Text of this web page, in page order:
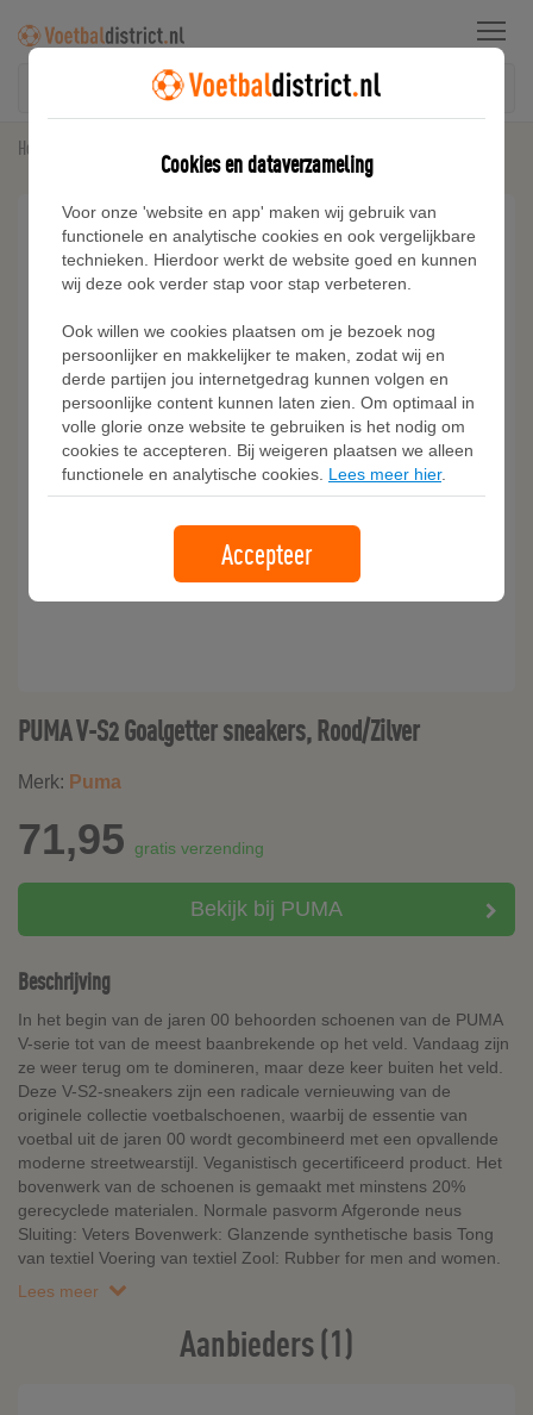
Menu
Home
PUMA V-S2 Goalgetter sneakers, Rood/Zilver
Merk: Puma
71,95 gratis verzending
Bekijk bij PUMA
Beschrijving
In het begin van de jaren 00 behoorden schoenen van de PUMA
V-serie tot van de meest baanbrekende op het veld. Vandaag zijn
ze weer terug om te domineren, maar deze keer buiten het veld.
Deze V-S2-sneakers zijn een radicale vernieuwing van de
originele collectie voetbalschoenen, waarbij de essentie van
voetbal uit de jaren 00 wordt gecombineerd met een opvallende
moderne streetwearstijl. Veganistisch gecertificeerd product. Het
bovenwerk van de schoenen is gemaakt met minstens 20%
gerecyclede materialen. Normale pasvorm Afgeronde neus
Sluiting: Veters Bovenwerk: Glanzende synthetische basis Tong
van textiel Voering van textiel Zool: Rubber for men and women.
Lees meer
Aanbieders (1)
Cookies en dataverzameling
Voor onze 'website en app' maken wij gebruik van
functionele en analytische cookies en ook vergelijkbare
technieken. Hierdoor werkt de website goed en kunnen
wij deze ook verder stap voor stap verbeteren.
Ook willen we cookies plaatsen om je bezoek nog
persoonlijker en makkelijker te maken, zodat wij en
derde partijen jou internetgedrag kunnen volgen en
persoonlijke content kunnen laten zien. Om optimaal in
volle glorie onze website te gebruiken is het nodig om
cookies te accepteren. Bij weigeren plaatsen we alleen
functionele en analytische cookies. Lees meer hier.
Accepteer